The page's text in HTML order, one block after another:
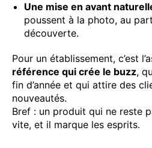
Une mise en avant
poussent à la photo, au
découverte.
Pour un établissement, c’est
référence qui crée le buzz,
fin d’année et qui attire des
nouveautés.
Bref : un produit qui ne reste
vite, et il marque les esprits.